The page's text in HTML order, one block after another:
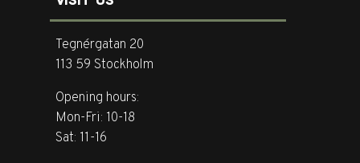
Tegnérgatan 20
113 59 Stockholm
Opening hours:
Mon-Fri: 10-18
Sat: 11-16